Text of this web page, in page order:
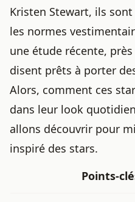
Kristen Stewart, ils
les normes
une étude récente,
disent prêts à porter
Alors, comment ces
dans leur look quotidien
allons découvrir pour
inspiré des stars.
Points-